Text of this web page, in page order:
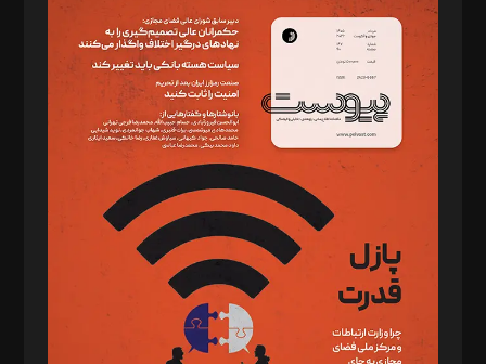
سردبیر: مهرک محمودی
دبیر تحریریه: میثم قاسمی
د‌بیر ناداستان: سمانه سمیع
د‌بیر خدمت و تجارت: ابوالفضل رجبی
د‌بیر حقوق فناوری: حسام‌الدین ایپکچی
د‌بیر پیوست جهان: مینا پاکدل
د‌بیر تحریریه آنلاین: بابک نقاش
تحریریه‌: مجتبی محمود‌ی، آرش برهمند، یسنا امان‌پور، سروش کرمیان،
مصطفی مسجدی آرانی، ابوالفضل رجبی، زهرا فکرانه، فائزه فتحی
رستمی،مصطفی باستان
ویرایش: نگار استاد‌‌آقا
طراح یونیفرم: مجید توکلی